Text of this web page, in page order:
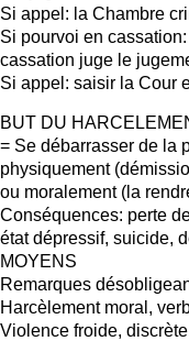
Si appel: la Chambre
Si pourvoi en
cassation juge le
Si appel: saisir la Cour
BUT DU
= Se débarrasser de la
physiquement
ou moralement (la
Conséquences: perte
état dépressif, suicide,
MOYENS
Remarques
Harcèlement moral,
Violence froide,